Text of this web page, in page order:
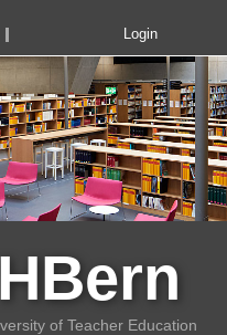
Login
of Teacher Education